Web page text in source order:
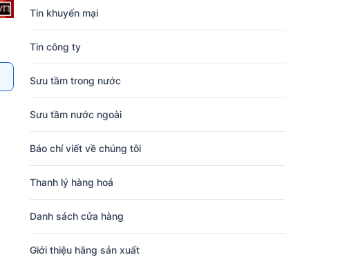
Tin khuyến mại
Tin công ty
Sưu tầm trong nước
Sưu tầm nước ngoài
Báo chí viết về chúng tôi
Thanh lý hàng hoá
Danh sách cửa hàng
Giới thiệu hãng sản xuất